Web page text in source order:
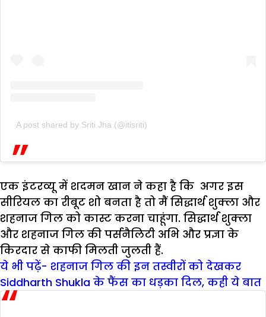
A post shared by Sriti Jha (@itisriti)
एक इंटरव्यू में शदमन खान ने कहा है कि अगर इस
सीरियल का रीबूट शो बनता है तो मैं सिद्धार्थ शुक्ला और
शहनाज गिल को कास्ट करना चाहूंगा. सिद्धार्थ शुक्ला
और शहनाज गिल की पर्सनैलिटी अभि और प्रज्ञा के
किरदार से काफी मिलती जुलती हैं.
ये भी पढ़ें- शहनाज गिल की इन तस्वीरों को देखकर
Siddharth Shukla के फैंस का धड़का दिल, कही ये बात